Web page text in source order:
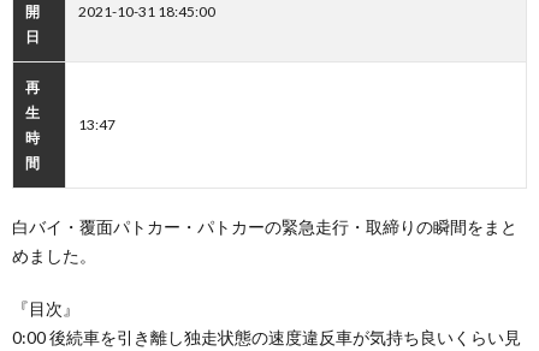
開
日
2021-10-31 18:45:00
再
生
時
間
13:47
白バイ・覆面パトカー・パトカーの緊急走行・取締りの瞬間をまと
めました。
『目次』
0:00 後続車を引き離し独走状態の速度違反車が気持ち良いくらい見